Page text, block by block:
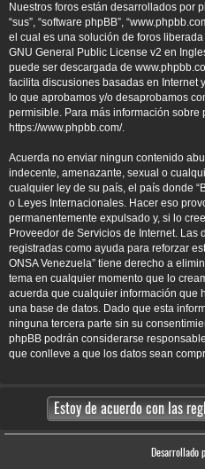
Nuestros foros están desarrollados por
“sus”, “software phpBB”,
el cual es una solución de foros liberada
GNU General Public License v2 en
puede ser descargada de
facilita discusiones basadas en Internet
lo que aprobamos y/o desaprobamos
permisible. Para más información sobre
https://www.phpbb.com/.
Acuerda no enviar ningun contenido
indecente, amenazante, sexual o
cualquier ley de su país, el país donde
o Leyes Internacionales. Hacer eso
permanentemente expulsado y, si lo
Proveedor de Servicios de Internet. Las
registradas como ayuda para reforzar
ONSA Venezuela” tiene derecho a
tema en cualquier momento que lo
acuerda que cualquier información que
una base de datos. Dado que esta
ninguna tercera parte sin su
phpBB podrán considerarse
que conlleve a que los datos sean
Desarrollado